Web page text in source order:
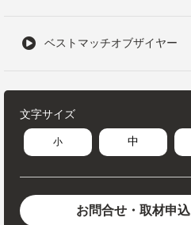
ベストマッチオブザイヤー
文字サイズ
小 中
お問合せ・取材申込